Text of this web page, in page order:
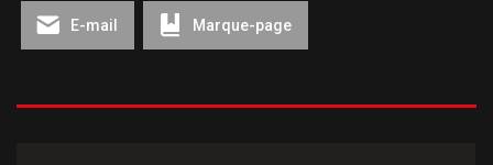
E-mail Marque-page